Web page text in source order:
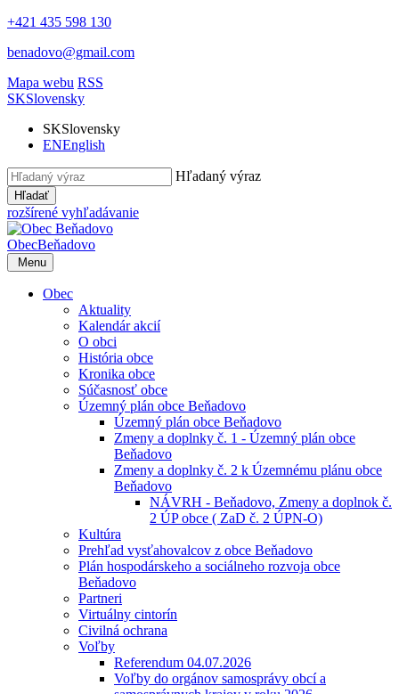
+421 435 598 130
benadovo@gmail.com
Mapa webu RSS
SKSlovensky
SKSlovensky
ENEnglish
Hľadaný výraz
Hľadať
rozšírené vyhľadávanie
ObecBeňadovo
Menu
Obec
Aktuality
Kalendár akcií
O obci
História obce
Kronika obce
Súčasnosť obce
Územný plán obce Beňadovo
Územný plán obce Beňadovo
Zmeny a doplnky č. 1 - Územný plán obce
Beňadovo
Zmeny a doplnky č. 2 k Územnému plánu obce
Beňadovo
NÁVRH - Beňadovo, Zmeny a doplnok č.
2 ÚP obce ( ZaD č. 2 ÚPN-O)
Kultúra
Prehľad vysťahovalcov z obce Beňadovo
Plán hospodárskeho a sociálneho rozvoja obce
Beňadovo
Partneri
Virtuálny cintorín
Civilná ochrana
Voľby
Referendum 04.07.2026
Voľby do orgánov samosprávy obcí a